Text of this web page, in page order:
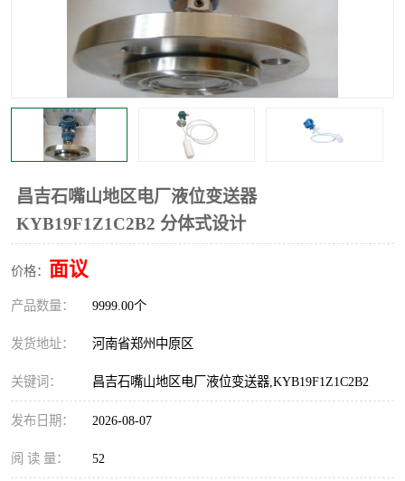
昌吉石嘴山地区电厂液位变送器
KYB19F1Z1C2B2 分体式设计
价格： 面议
产品数量： 9999.00个
发货地址： 河南省郑州中原区
关键词： 昌吉石嘴山地区电厂液位变送器,KYB19F1Z1C2B2
发布日期： 2026-08-07
阅 读 量： 52
电容物位计
温度显示控制仪表 电量变送器
流量计 工业自动化系统成套设备